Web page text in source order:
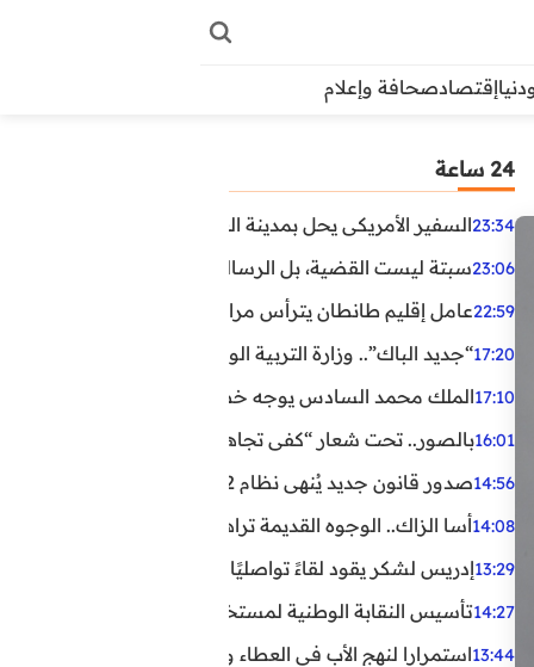
إقتصادصحافة وإعلام
24 ساعة
23:34السفير الأمريكي يحل بمدينة العيون في أول زيارة رسمية
23:06سبتة ليست القضية، بل الرسالة التي حملها البحر!
22:59عامل إقليم طانطان يترأس مراسيم الإنصات للخطاب
17:20“جديد الباك”.. وزارة التربية الوطنية تعتمد مستجدات
17:10الملك محمد السادس يوجه خطابا ساميا إلى الأمة بمناسبة الذكرى الـ27
16:01بالصور.. تحت شعار “كفى تجاهلا”.. وقفة احتجاجية بكلميم
14:56صدور قانون جديد يُنهي نظام 12 ساعة.. أعوان الحراسة الخاصة يستفيدون من المدة القانونية للشغل
14:08أسا الزاك.. الوجوه القديمة تراهن على الخبرة والجديدة
13:29إدريس لشكر يقود لقاءً تواصليًا مع مناضلي الاتحاد
14:27تأسيس النقابة الوطنية لمستخدمي الوكالة الوطنية
13:44استمرارا لنهج الأب في العطاء وخدمة المجتمع، يواصل ابن